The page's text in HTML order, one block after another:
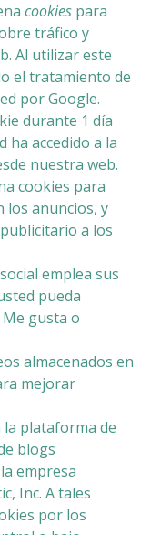
cookies para
tráfico y
Al utilizar este
el tratamiento de
por Google.
durante 1 día
ha accedido a la
nuestra web.
cookies para
los anuncios, y
a los
emplea sus
pueda
gusta o
almacenados en
mejorar
la plataforma de
blogs
empresa
Inc. A tales
por los